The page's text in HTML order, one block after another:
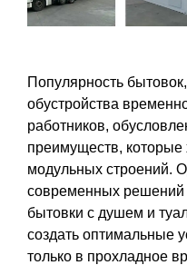
Популярность
обустройства
работников,
преимуществ, которые
модульных строений.
современных решений
бытовки с душем и
создать оптимальные
только в прохладное